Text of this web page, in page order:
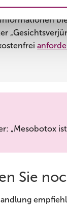
„Mesobotox
Sie